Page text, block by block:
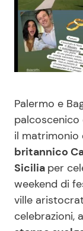
Benessere
Casa
Moda e Style
Mondo
News
Salute
Palermo e
il matrimonio
britannico
Sicilia per
weekend di
ville
celebrazioni,